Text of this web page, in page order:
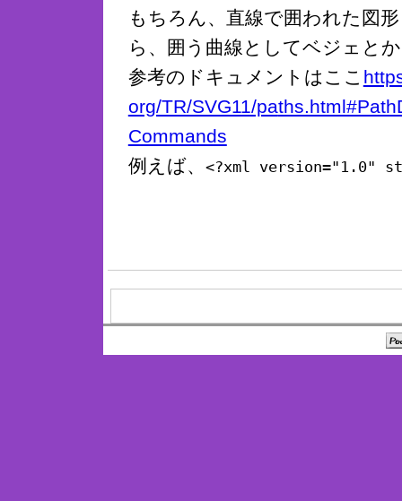
もちろん、直線で囲われた図
ら、囲う曲線としてベジェと
参考のドキュメントはここ
org/TR/SVG11/pa
Commands
例えば、 <?xml version="1.0"